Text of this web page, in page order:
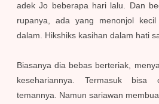
adek Jo beberapa hari lalu. Dan
rupanya, ada yang menonjol
dalam. Hikshiks kasihan dalam hati
Biasanya dia bebas berteriak,
kesehariannya. Termasuk bisa
temannya. Namun sariawan